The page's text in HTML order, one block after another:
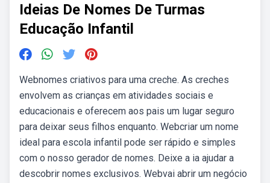
Ideias De Nomes De Turmas
Educação Infantil
Webnomes criativos para uma creche. As creches
envolvem as crianças em atividades sociais e
educacionais e oferecem aos pais um lugar seguro
para deixar seus filhos enquanto. Webcriar um nome
ideal para escola infantil pode ser rápido e simples
com o nosso gerador de nomes. Deixe a ia ajudar a
descobrir nomes exclusivos. Webvai abrir um negócio